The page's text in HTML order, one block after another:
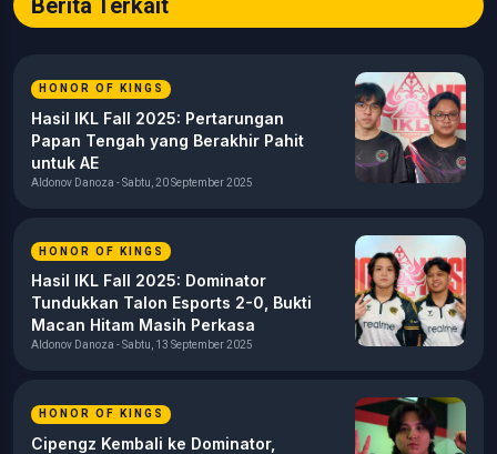
Berita Terkait
HONOR OF KINGS
Hasil IKL Fall 2025: Pertarungan
Papan Tengah yang Berakhir Pahit
untuk AE
Aldonov Danoza - Sabtu, 20 September 2025
HONOR OF KINGS
Hasil IKL Fall 2025: Dominator
Tundukkan Talon Esports 2-0, Bukti
Macan Hitam Masih Perkasa
Aldonov Danoza - Sabtu, 13 September 2025
HONOR OF KINGS
Cipengz Kembali ke Dominator,